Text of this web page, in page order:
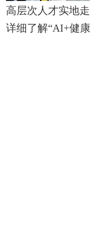
高层次人才实地
详细了解“AI+健